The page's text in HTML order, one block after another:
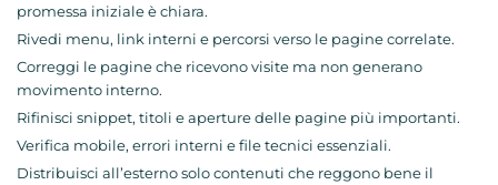
promessa iniziale è chiara.
Rivedi menu, link interni e percorsi verso le pagine correlate.
Correggi le pagine che ricevono visite ma non generano
movimento interno.
Rifinisci snippet, titoli e aperture delle pagine più importanti.
Verifica mobile, errori interni e file tecnici essenziali.
Distribuisci all’esterno solo contenuti che reggono bene il